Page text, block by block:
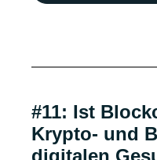
#11: Ist
Krypto- und